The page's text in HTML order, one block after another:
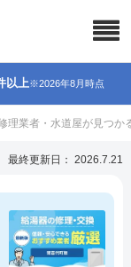
以上※2026年8月時点
理業者・水道屋が見つか
最終更新日： 2026.7.21